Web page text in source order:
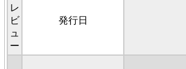
レ
ビ
ュ
ー
発行日